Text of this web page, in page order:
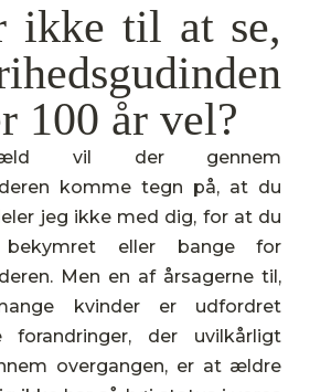
ikke til at se,
100 år vel?
vil der gennem
komme tegn på, at du
jeg ikke med dig, for at du
eller bange for
Men en af årsagerne til,
kvinder er udfordret
forandringer, der uvilkårligt
overgangen, er at ældre